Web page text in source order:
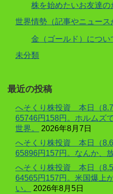
株を始めたいお友達の
世界情勢（記事やニュース
金（ゴールド）につい
未分類
最近の投稿
へそくり株投資 本日（
65746円158円。ホルムズ
世界。
2026年8月7日
へそくり株投資 本日（
65896円157円。なんか、
へそくり株投資 本日（
64565円157円。米国爆上
い。
2026年8月5日